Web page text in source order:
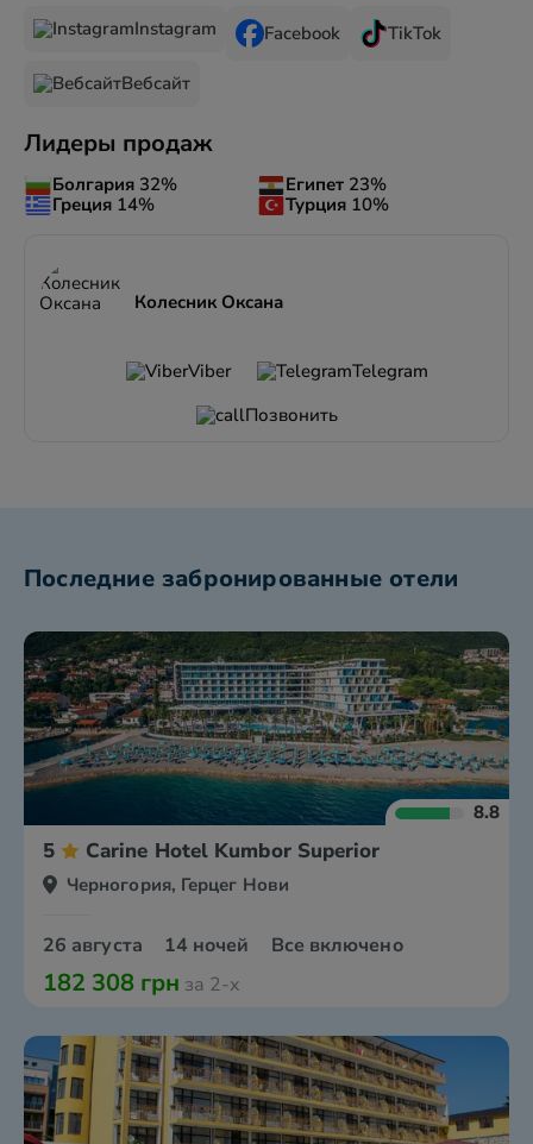
Instagram Facebook TikTok
Вебсайт
Лидеры продаж
Болгария 32% Египет 23%
Греция 14% Турция 10%
Колесник Оксана
Viber
Telegram
Позвонить
Последние забронированные отели
8.8
5 Carine Hotel Kumbor Superior
Черногория, Герцег Нови
26 августа 14 ночей Все включено
182 308 грн за 2-х